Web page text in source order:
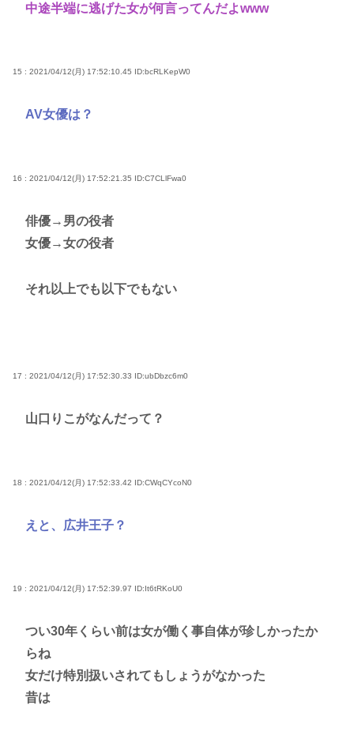
中途半端に逃げた女が何言ってんだよwww
15 : 2021/04/12(月) 17:52:10.45 ID:bcRLKepW0
AV女優は？
16 : 2021/04/12(月) 17:52:21.35 ID:C7CLlFwa0
俳優→男の役者
女優→女の役者
それ以上でも以下でもない
17 : 2021/04/12(月) 17:52:30.33 ID:ubDbzc6m0
山口りこがなんだって？
18 : 2021/04/12(月) 17:52:33.42 ID:CWqCYcoN0
えと、広井王子？
19 : 2021/04/12(月) 17:52:39.97 ID:It6tRKoU0
つい30年くらい前は女が働く事自体が珍しかったか
らね
女だけ特別扱いされてもしょうがなかった
昔は